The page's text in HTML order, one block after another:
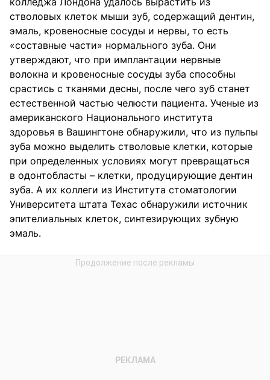
стволовых клеток мыши зуб, содержащий дентин,
эмаль, кровеносные сосуды и нервы, то есть
«составные части» нормального зуба. Они
утверждают, что при имплантации нервные
волокна и кровеносные сосуды зуба способны
срастись с тканями десны, после чего зуб станет
естественной частью челюсти пациента. Ученые из
американского Национального института
здоровья в Вашингтоне обнаружили, что из пульпы
зуба можно выделить стволовые клетки, которые
при определенных условиях могут превращаться
в одонтобласты – клетки, продуцирующие дентин
зуба. А их коллеги из Института стоматологии
Университета штата Техас обнаружили источник
эпителиальных клеток, синтезирующих зубную
эмаль.